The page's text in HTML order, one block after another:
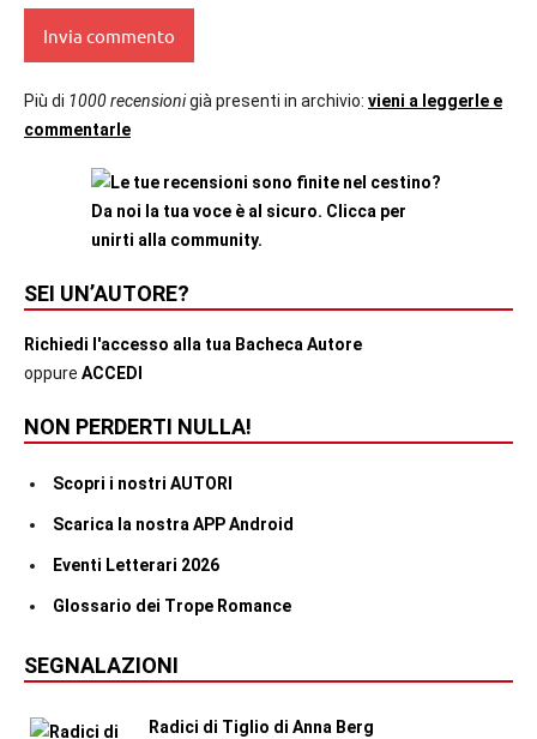
Più di 1000 recensionigià presenti in archivio: vieni a leggerle e
commentarle
SEI UN’AUTORE?
Richiedi l'accesso alla tua Bacheca Autore
oppure ACCEDI
NON PERDERTI NULLA!
Scopri i nostri AUTORI
Scarica la nostra APP Android
Eventi Letterari 2026
Glossario dei Trope Romance
SEGNALAZIONI
Radici di Tiglio di Anna Berg